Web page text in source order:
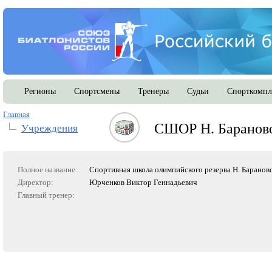
Регионы Спортсмены Тренеры Судьи
Главная
Учреждения СШОР Н.
Полное название:
Спортивная школа олимпийского резерва Н.
Директор:
Юрченков Виктор Геннадьевич
Главный тренер: